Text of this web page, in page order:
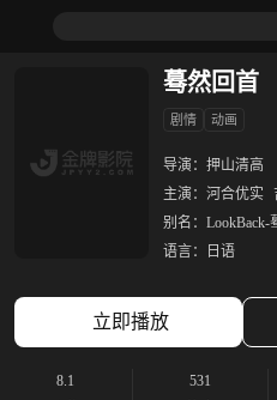
蓦然回首
剧情 动画
导演： 押山清高
主演： 河合优实
别名： LookBack-
语言：
日语
立即播放
8.1
531